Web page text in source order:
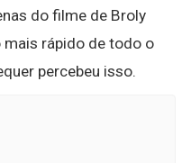
do filme de Broly
mais rápido de todo o
percebeu isso.